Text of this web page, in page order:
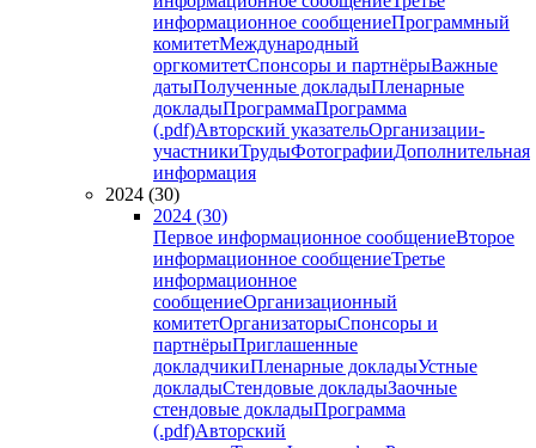
информационное сообщениеПрограммный
комитетМеждународный
оргкомитетСпонсоры и партнёрыВажные
датыПолученные докладыПленарные
докладыПрограммаПрограмма
(.pdf)Авторский указательОрганизации-
участникиТрудыФотографииДополнительная
информация
2024 (30)
2024 (30)
Первое информационное сообщениеВторое
информационное сообщениеТретье
информационное
сообщениеОрганизационный
комитетОрганизаторыСпонсоры и
партнёрыПриглашенные
докладчикиПленарные докладыУстные
докладыСтендовые докладыЗаочные
стендовые докладыПрограмма
(.pdf)Авторский